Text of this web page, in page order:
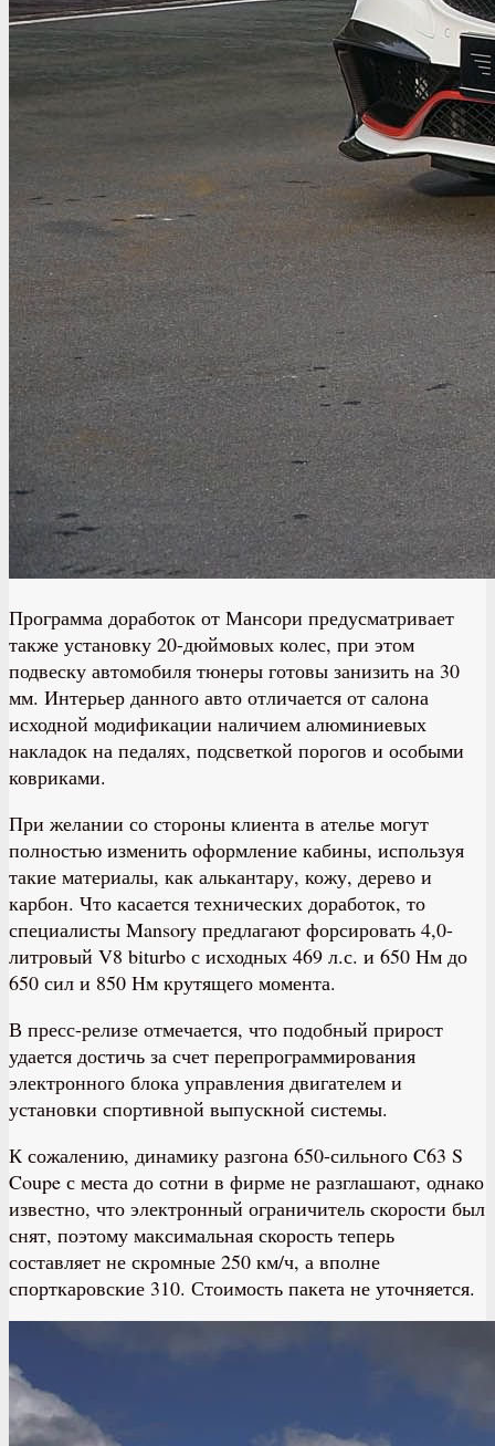
Программа доработок от Мансори предусматривает
также установку 20-дюймовых колес, при этом
подвеску автомобиля тюнеры готовы занизить на 30
мм. Интерьер данного авто отличается от салона
исходной модификации наличием алюминиевых
накладок на педалях, подсветкой порогов и особыми
ковриками.
При желании со стороны клиента в ателье могут
полностью изменить оформление кабины, используя
такие материалы, как алькантару, кожу, дерево и
карбон. Что касается технических доработок, то
специалисты Mansory предлагают форсировать 4,0-
литровый V8 biturbo с исходных 469 л.с. и 650 Нм до
650 сил и 850 Нм крутящего момента.
В пресс-релизе отмечается, что подобный прирост
удается достичь за счет перепрограммирования
электронного блока управления двигателем и
установки спортивной выпускной системы.
К сожалению, динамику разгона 650-сильного C63 S
Coupe с места до сотни в фирме не разглашают, однако
известно, что электронный ограничитель скорости был
снят, поэтому максимальная скорость теперь
составляет не скромные 250 км/ч, а вполне
спорткаровские 310. Стоимость пакета не уточняется.